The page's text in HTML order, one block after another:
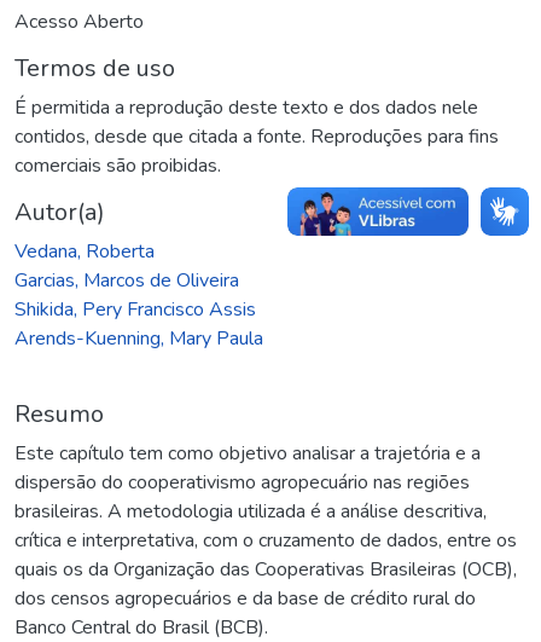
Acesso Aberto
Termos de uso
É permitida a reprodução deste texto e dos dados nele
contidos, desde que citada a fonte. Reproduções para fins
comerciais são proibidas.
Autor(a)
Vedana, Roberta
Garcias, Marcos de Oliveira
Shikida, Pery Francisco Assis
Arends-Kuenning, Mary Paula
Resumo
Este capítulo tem como objetivo analisar a trajetória e a
dispersão do cooperativismo agropecuário nas regiões
brasileiras. A metodologia utilizada é a análise descritiva,
crítica e interpretativa, com o cruzamento de dados, entre os
quais os da Organização das Cooperativas Brasileiras (OCB),
dos censos agropecuários e da base de crédito rural do
Banco Central do Brasil (BCB).